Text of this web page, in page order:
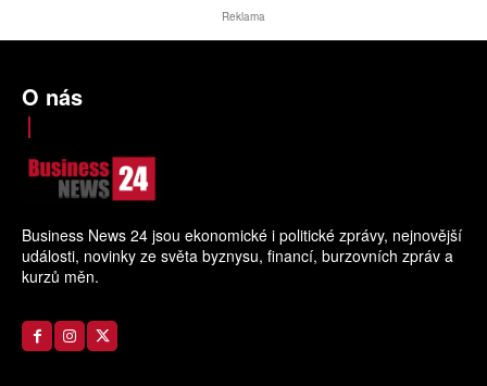
Reklama
O nás
Business News 24 jsou ekonomické i politické zprávy, nejnovější
události, novinky ze světa byznysu, financí, burzovních zpráv a
kurzů měn.